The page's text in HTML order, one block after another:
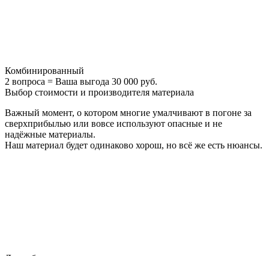
Комбинированный
2 вопроса = Ваша выгода 30 000 руб.
Выбор стоимости и производителя материала
Важный момент, о котором многие умалчивают в погоне за
сверхприбылью или вовсе используют опасные и не
надёжные материалы.
Наш материал будет одинаково хорош, но всё же есть нюансы.